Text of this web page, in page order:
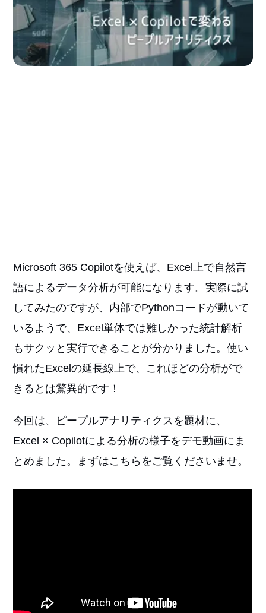
Microsoft 365 Copilotを使えば、Excel上で自然言
語によるデータ分析が可能になります。実際に試
してみたのですが、内部でPythonコードが動いて
いるようで、Excel単体では難しかった統計解析
もサクッと実行できることが分かりました。使い
慣れたExcelの延長線上で、これほどの分析がで
きるとは驚異的です！
今回は、ピープルアナリティクスを題材に、
Excel × Copilotによる分析の様子をデモ動画にま
とめました。まずはこちらをご覧くださいませ。